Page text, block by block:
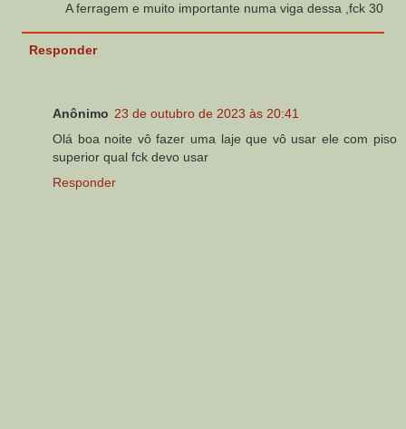
A ferragem e muito importante numa viga dessa ,fck 30
Responder
Anônimo 23 de outubro de 2023 às 20:41
Olá boa noite vô fazer uma laje que vô usar ele com piso
superior qual fck devo usar
Responder